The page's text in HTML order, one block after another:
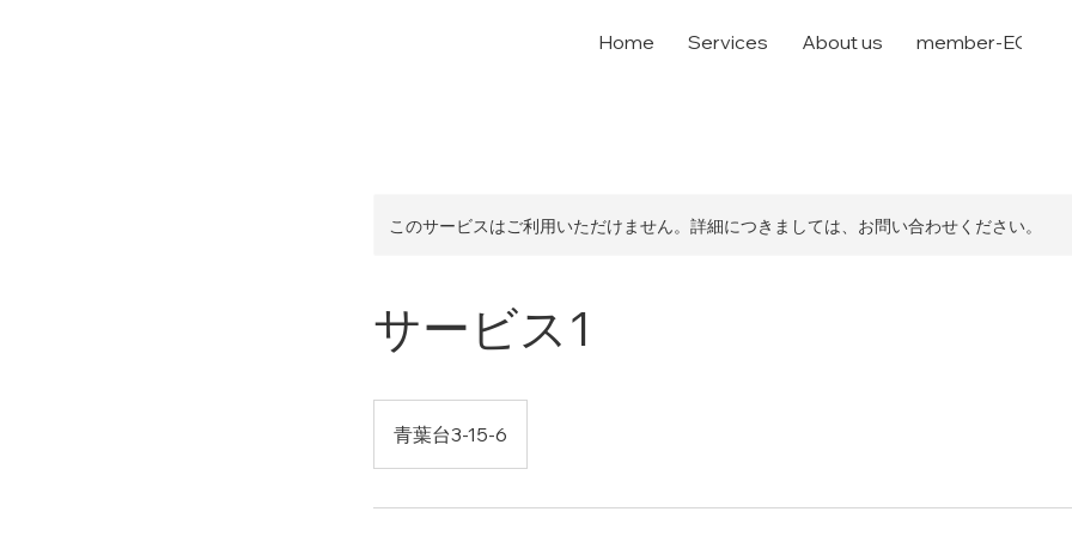
Home Services About us member-EC
このサービスはご利用いただけません。詳細につきましては、お問い合わせください。
サービス1
青葉台3-15-6